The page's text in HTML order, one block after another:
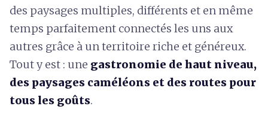
des paysages multiples, différents et en même
temps parfaitement connectés les uns aux
autres grâce à un territoire riche et généreux.
Tout y est : une gastronomie de haut niveau,
des paysages caméléons et des routes pour
tous les goûts.